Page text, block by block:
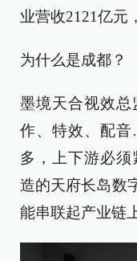
业营收2121亿元
为什么是成都？
墨境天合视效总
作、特效、配
多，上下游必
造的天府长岛数
能串联起产业链